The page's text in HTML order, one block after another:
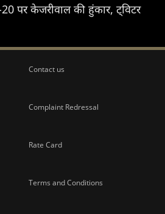
पर केजरीवाल की हुंकार, ट्विटर
Contact us
Complaint Redressal
Rate Card
Terms and Conditions